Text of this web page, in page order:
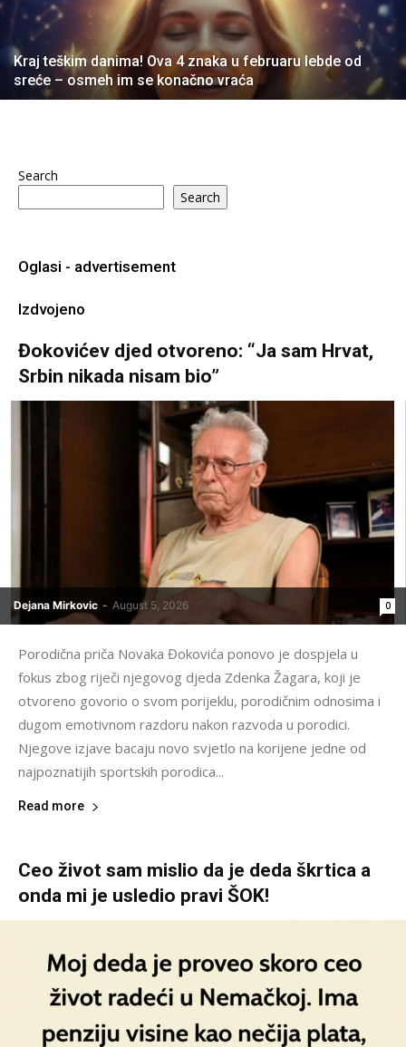
Kraj teškim danima! Ova 4 znaka u februaru lebde od
sreće – osmeh im se konačno vraća
Search
Search
Oglasi - advertisement
Izdvojeno
Đokovićev djed otvoreno: “Ja sam Hrvat,
Srbin nikada nisam bio”
Dejana Mirkovic - August 5, 2026 0
Porodična priča Novaka Đokovića ponovo je dospjela u
fokus zbog riječi njegovog djeda Zdenka Žagara, koji je
otvoreno govorio o svom porijeklu, porodičnim odnosima i
dugom emotivnom razdoru nakon razvoda u porodici.
Njegove izjave bacaju novo svjetlo na korijene jedne od
najpoznatijih sportskih porodica...
Read more
Ceo život sam mislio da je deda škrtica a
onda mi je usledio pravi ŠOK!